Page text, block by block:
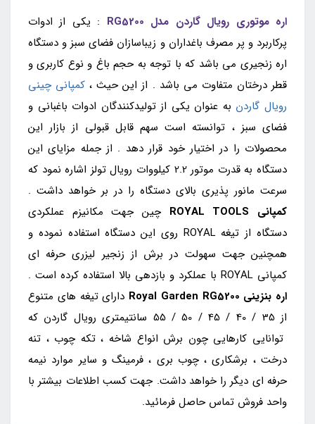
اره موتوری رویال گاردن مدل RG5200
: یکی از ادوات
پرکاربرد و پر مصرف باغداران و زیباسازان فضای سبز و دستگاه
اره زنجیری می باشد که با توجه به حجم باغ و نوع کاربری و
قطر درختان متفاوت می باشد . از این حیث ، کمپانی چینی
رویال گاردن به عنوان یکی از تولیدکنندگان ادوات باغبانی و
فضای سبز ، توانسته است سهم قابل قبولی از بازار این
محصولات را در اختیار خود قرار دهد . از جمله مزایای این
دستگاه به قدرت موتور 2.2 کیلووات رویال تولز اشاره نمود که
سرعت مانور پذیری بالای دستگاه را در بر خواهد داشت .
کمپانی ROYAL TOOLS
چین جهت مکانیزم عملکردی
دستگاه از تیغه ROYAL روی این دستگاه استفاده نموده و
همچنین جهت سهولت در برش از زنجیر لیزری حرفه ای
کمپانی ROYAL با عملکرد و بازدهی بالا استفاده کرده است .
اره بنزینی
دارای تیغه های متنوع
از 35 / 40 / 45 / 50 / 55 سانتیمتری رویال گاردن که
توانایی کارهایی چون برش انواع شاخه ، تکه چوب ، تنه
درخت ، برشکاری ، چوب بری ، فرمینگ و سایر موارد نیمه
حرفه ای دیگر را خواهد داشت. جهت کسب اطلاعات بیشتر با
واحد فروش تماس حاصل فرمائید.